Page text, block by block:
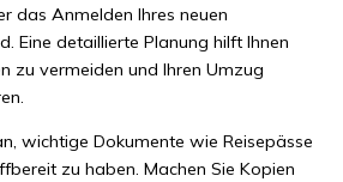
das Anmelden Ihres neuen
Eine detaillierte Planung hilft Ihnen
zu vermeiden und Ihren Umzug
wichtige Dokumente wie Reisepässe
zu haben. Machen Sie Kopien